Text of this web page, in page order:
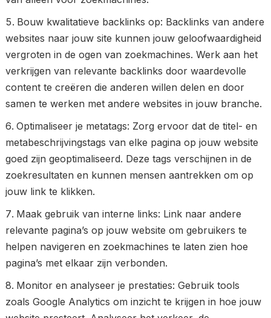
Bouw kwalitatieve backlinks op: Backlinks van andere
websites naar jouw site kunnen jouw geloofwaardigheid
vergroten in de ogen van zoekmachines. Werk aan het
verkrijgen van relevante backlinks door waardevolle
content te creëren die anderen willen delen en door
samen te werken met andere websites in jouw branche.
Optimaliseer je metatags: Zorg ervoor dat de titel- en
metabeschrijvingstags van elke pagina op jouw website
goed zijn geoptimaliseerd. Deze tags verschijnen in de
zoekresultaten en kunnen mensen aantrekken om op
jouw link te klikken.
Maak gebruik van interne links: Link naar andere
relevante pagina’s op jouw website om gebruikers te
helpen navigeren en zoekmachines te laten zien hoe
pagina’s met elkaar zijn verbonden.
Monitor en analyseer je prestaties: Gebruik tools
zoals Google Analytics om inzicht te krijgen in hoe jouw